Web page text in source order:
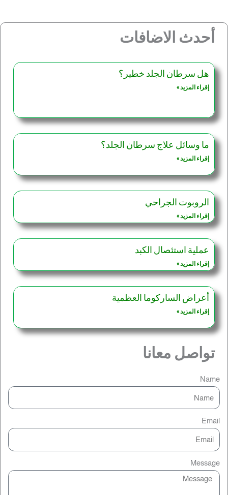
أحدث الاضافات
هل سرطان الجلد خطير؟
إقراء المزيد »
ما وسائل علاج سرطان الجلد؟
إقراء المزيد »
الروبوت الجراحي
إقراء المزيد »
عملية استئصال الكبد
إقراء المزيد »
أعراض الساركوما العظمية
إقراء المزيد »
تواصل معانا
Name
Email
Message